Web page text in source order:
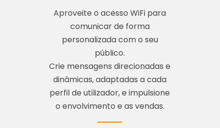
Aproveite o acesso WiFi para
comunicar de forma
personalizada com o seu
público.
Crie mensagens direcionadas e
dinâmicas, adaptadas a cada
perfil de utilizador, e impulsione
o envolvimento e as vendas.